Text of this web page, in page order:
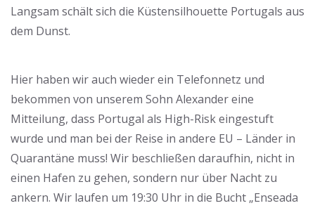
Langsam schält sich die Küstensilhouette Portugals aus
dem Dunst.
Hier haben wir auch wieder ein Telefonnetz und
bekommen von unserem Sohn Alexander eine
Mitteilung, dass Portugal als High-Risk eingestuft
wurde und man bei der Reise in andere EU – Länder in
Quarantäne muss! Wir beschließen daraufhin, nicht in
einen Hafen zu gehen, sondern nur über Nacht zu
ankern. Wir laufen um 19:30 Uhr in die Bucht „Enseada